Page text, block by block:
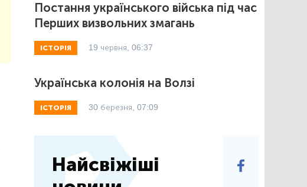
Постання українського війська під час
Перших визвольних змагань
ІСТОРІЯ 19 червня, 06:37
Українська колонія на Волзі
ІСТОРІЯ 30 березня, 07:09
Найсвіжіші